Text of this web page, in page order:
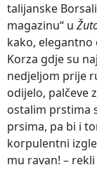
talijanske
magazinu“ u
kako, elegantno
Korza gdje su
nedjeljom prije
odijelo, palčeve
ostalim prstima
prsima, pa bi i
korpulentni
mu ravan! –